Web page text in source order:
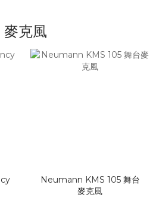
麥克風
Neumann KMS 105 舞台
麥克風